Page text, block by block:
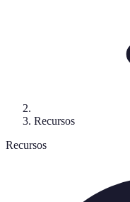
Recursos
Recursos